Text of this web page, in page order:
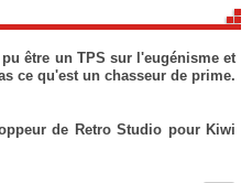
être un TPS sur l'eugénisme et
ce qu'est un chasseur de prime.
de Retro Studio pour Kiwi